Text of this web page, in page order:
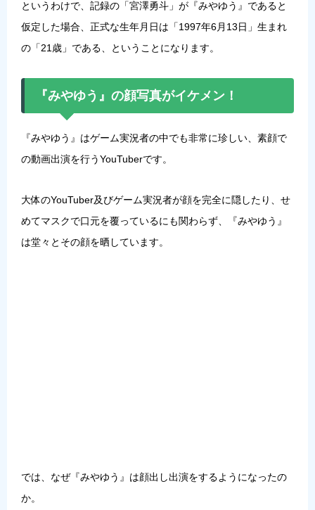
というわけで、記録の「宮澤勇斗」が『みやゆう』であると
仮定した場合、正式な生年月日は「1997年6月13日」生まれ
の「21歳」である、ということになります。
『みやゆう』の顔写真がイケメン！
『みやゆう』はゲーム実況者の中でも非常に珍しい、素顔で
の動画出演を行うYouTuberです。
大体のYouTuber及びゲーム実況者が顔を完全に隠したり、せ
めてマスクで口元を覆っているにも関わらず、『みやゆう』
は堂々とその顔を晒しています。
では、なぜ『みやゆう』は顔出し出演をするようになったの
か。